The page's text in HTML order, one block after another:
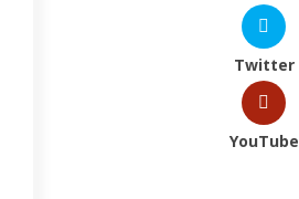
Twitter
YouTube